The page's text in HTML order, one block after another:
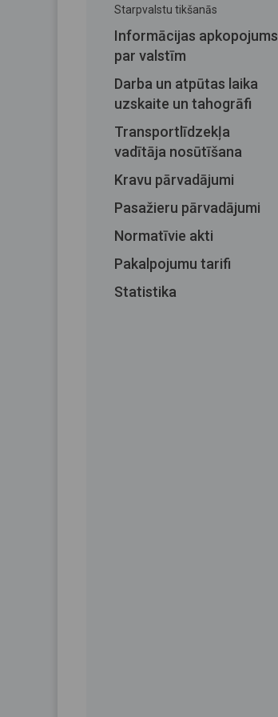
Starpvalstu tikšanās
Informācijas apkopojums
par valstīm
Darba un atpūtas laika
uzskaite un tahogrāfi
Transportlīdzekļa
vadītāja nosūtīšana
Kravu pārvadājumi
Pasažieru pārvadājumi
Normatīvie akti
Pakalpojumu tarifi
Statistika